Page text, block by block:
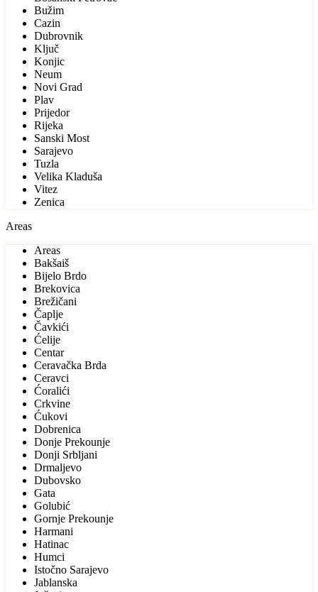
Bužim
Cazin
Dubrovnik
Ključ
Konjic
Neum
Novi Grad
Plav
Prijedor
Rijeka
Sanski Most
Sarajevo
Tuzla
Velika Kladuša
Vitez
Zenica
Areas
Areas
Bakšaiš
Bijelo Brdo
Brekovica
Brežičani
Čaplje
Čavkići
Ćelije
Centar
Ceravačka Brda
Ceravci
Ćoralići
Crkvine
Ćukovi
Dobrenica
Donje Prekounje
Donji Srbljani
Drmaljevo
Dubovsko
Gata
Golubić
Gornje Prekounje
Harmani
Hatinac
Humci
Istočno Sarajevo
Jablanska